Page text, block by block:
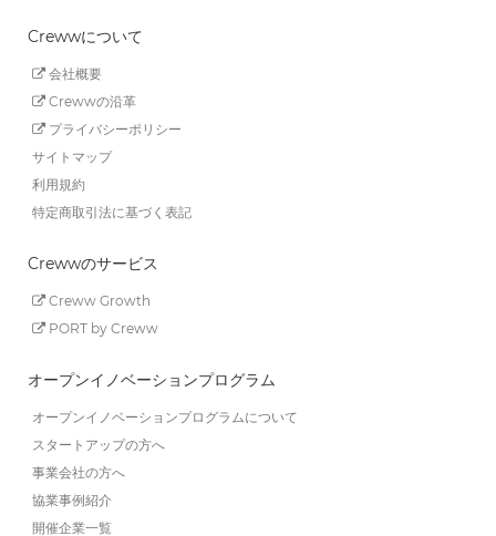
Crewwについて
会社概要
Crewwの沿革
プライバシーポリシー
サイトマップ
利用規約
特定商取引法に基づく表記
Crewwのサービス
Creww Growth
PORT by Creww
オープンイノベーションプログラム
オープンイノベーションプログラムについて
スタートアップの方へ
事業会社の方へ
協業事例紹介
開催企業一覧